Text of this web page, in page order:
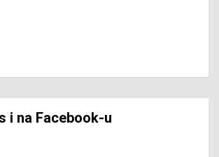
i na Facebook-u